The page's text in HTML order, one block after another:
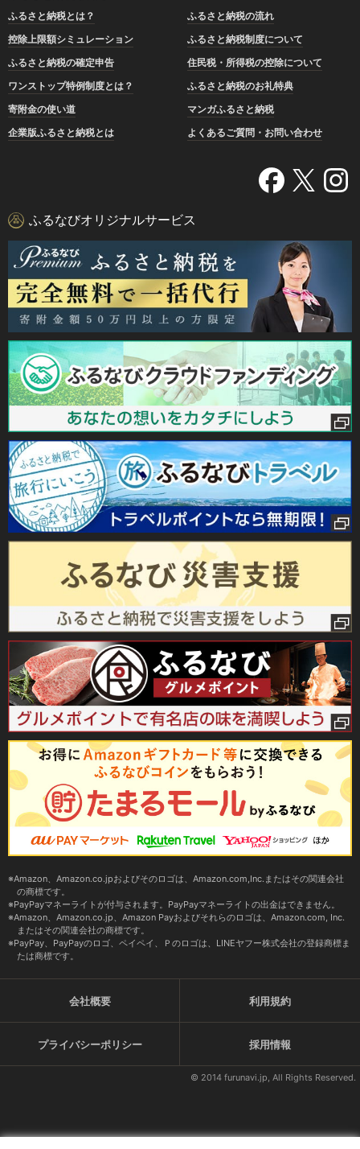
ふるさと納税とは？
ふるさと納税の流れ
控除上限額シミュレーション
ふるさと納税制度について
ふるさと納税の確定申告
住民税・所得税の控除について
ワンストップ特例制度とは？
ふるさと納税のお礼特典
寄附金の使い道
マンガふるさと納税
企業版ふるさと納税とは
よくあるご質問・お問い合わせ
ふるなびオリジナルサービス
Amazon、Amazon.co.jpおよびそのロゴは、Amazon.com,Inc.またはその関連会社
の商標です。
PayPayマネーライトが付与されます。PayPayマネーライトの出金はできません。
Amazon、Amazon.co.jp、Amazon Payおよびそれらのロゴは、Amazon.com, Inc.
またはその関連会社の商標です。
PayPay、PayPayのロゴ、ペイペイ、Ｐのロゴは、LINEヤフー株式会社の登録商標ま
たは商標です。
会社概要 利用規約
プライバシーポリシー 採用情報
© 2014 furunavi.jp, All Rights Reserved.